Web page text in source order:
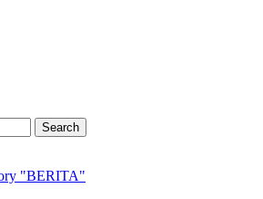
Search
"BERITA"